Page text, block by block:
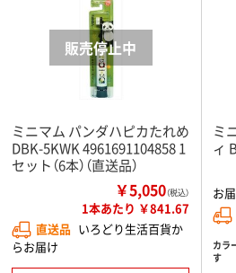
ミニマム パンダハピカたれめ
DBK-5KWK 4961691104858 1
セット（6本）（直送品）
￥5,050（税込）
1本あたり ￥841.67
直送品 いろどり生活百貨か
らお届け
ミ
ィ
お
カラ
す